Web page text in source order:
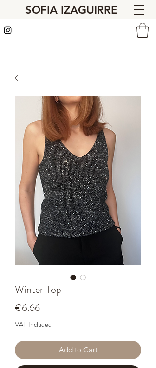
SOFIA IZAGUIRRE
Winter Top
€6.66Price
VAT Included
Add to Cart